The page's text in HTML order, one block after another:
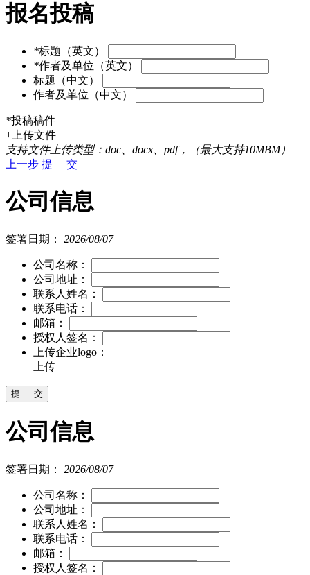
报名投稿
*标题（英文）
*作者及单位（英文）
标题（中文）
作者及单位（中文）
*投稿稿件
+上传文件
支持文件上传类型：doc、docx、pdf，（最大支持10MBM）
上一步 提 交
公司信息
签署日期： 2026/08/07
公司名称：
公司地址：
联系人姓名：
联系电话：
邮箱：
授权人签名：
上传企业logo：
上传
公司信息
签署日期： 2026/08/07
公司名称：
公司地址：
联系人姓名：
联系电话：
邮箱：
授权人签名：